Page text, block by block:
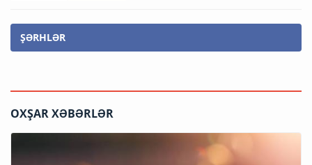
ŞƏRHLƏR
OXŞAR XƏBƏRLƏR